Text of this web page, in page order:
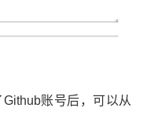
账号后，可以从